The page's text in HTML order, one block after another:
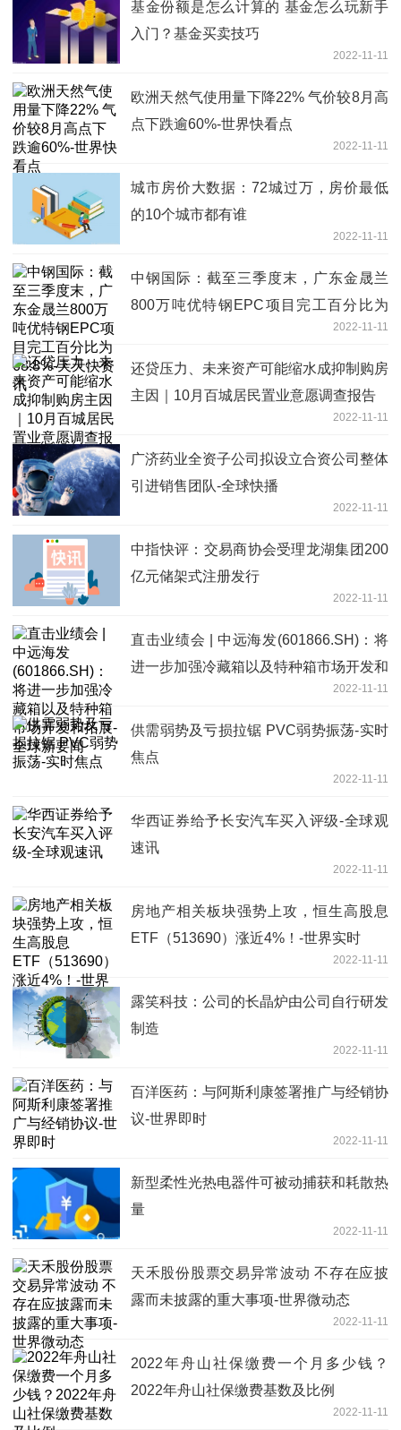
基金份额是怎么计算的 基金怎么玩新手
入门？基金买卖技巧
2022-11-11
欧洲天然气使用量下降22% 气价较8月高
点下跌逾60%-世界快看点
2022-11-11
城市房价大数据：72城过万，房价最低
的10个城市都有谁
2022-11-11
中钢国际：截至三季度末，广东金晟兰
800万吨优特钢EPC项目完工百分比为
2022-11-11
还贷压力、未来资产可能缩水成抑制购房
主因｜10月百城居民置业意愿调查报告
2022-11-11
广济药业全资子公司拟设立合资公司整体
引进销售团队-全球快播
2022-11-11
中指快评：交易商协会受理龙湖集团200
亿元储架式注册发行
2022-11-11
直击业绩会 | 中远海发(601866.SH)：将
进一步加强冷藏箱以及特种箱市场开发和
2022-11-11
供需弱势及亏损拉锯 PVC弱势振荡-实时
焦点
2022-11-11
华西证券给予长安汽车买入评级-全球观
速讯
2022-11-11
房地产相关板块强势上攻，恒生高股息
ETF（513690）涨近4%！-世界实时
2022-11-11
露笑科技：公司的长晶炉由公司自行研发
制造
2022-11-11
百洋医药：与阿斯利康签署推广与经销协
议-世界即时
2022-11-11
新型柔性光热电器件可被动捕获和耗散热
量
2022-11-11
天禾股份股票交易异常波动 不存在应披
露而未披露的重大事项-世界微动态
2022-11-11
2022年舟山社保缴费一个月多少钱？
2022年舟山社保缴费基数及比例
2022-11-11